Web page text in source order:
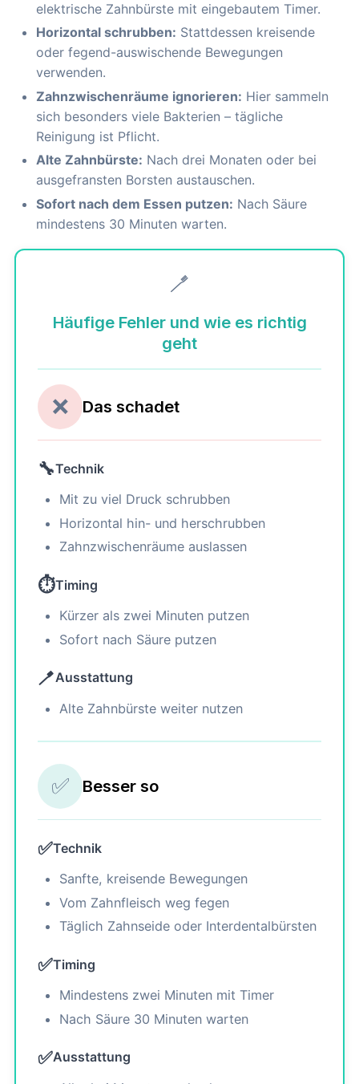
elektrische Zahnbürste mit eingebautem Timer.
Horizontal schrubben: Stattdessen kreisende
oder fegend-auswischende Bewegungen
verwenden.
Zahnzwischenräume ignorieren: Hier sammeln
sich besonders viele Bakterien – tägliche
Reinigung ist Pflicht.
Alte Zahnbürste: Nach drei Monaten oder bei
ausgefransten Borsten austauschen.
Sofort nach dem Essen putzen: Nach Säure
mindestens 30 Minuten warten.
🪥
Häufige Fehler und wie es richtig
geht
❌ Das schadet
🔧Technik
Mit zu viel Druck schrubben
Horizontal hin- und herschrubben
Zahnzwischenräume auslassen
⏱️Timing
Kürzer als zwei Minuten putzen
Sofort nach Säure putzen
🪥Ausstattung
Alte Zahnbürste weiter nutzen
✅ Besser so
✅Technik
Sanfte, kreisende Bewegungen
Vom Zahnfleisch weg fegen
Täglich Zahnseide oder Interdentalbürsten
✅Timing
Mindestens zwei Minuten mit Timer
Nach Säure 30 Minuten warten
✅Ausstattung